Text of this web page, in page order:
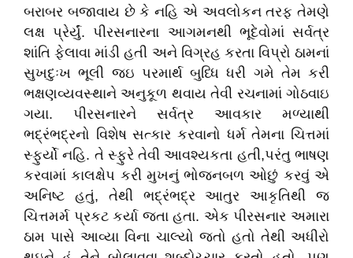
બરાબર બજાવાય છે કે નહિ એ અવલોકન તરફ તેમણે
લક્ષ પ્રેર્યું. પીરસનારના આગમનથી ભૂદેવોમાં સર્વત્ર
શાંતિ ફેલાવા માંડી હતી અને વિગ્રહ કરતા વિપ્રો ઠામનાં
સુખદુઃખ ભૂલી જઇ પરમાર્થ બુધ્ધિ ધરી ગમે તેમ કરી
ભક્ષણવ્યવસ્થાને અનુકૂળ થવાય તેવી રચનામાં ગોઠવાઇ
ગયા. પીરસનારને સર્વત્ર આવકાર મળ્યાથી
ભદ્રંભદ્રનો વિશેષ સત્કાર કરવાનો ધર્મ તેમના ચિત્તમાં
સ્ફુર્યો નહિ. તે સ્ફુરે તેવી આવશ્યકતા હતી,પરંતુ ભાષણ
કરવામાં કાલક્ષેપ કરી મુખનું ભોજનબળ ઓછું કરવું એ
અનિષ્ટ હતું, તેથી ભદ્રંભદ્ર આતુર આકૃતિથી જ
ચિત્તમર્મ પ્રકટ કર્યા જતા હતા. એક પીરસનાર અમારા
ઠામ પાસે આવ્યા વિના ચાલ્યો જતો હતો તેથી અધીરો